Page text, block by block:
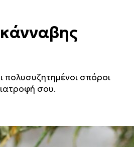
Γκρανόλες + Μπάρες
κάνναβης
πολυσυζητημένοι σπόροι
σου.